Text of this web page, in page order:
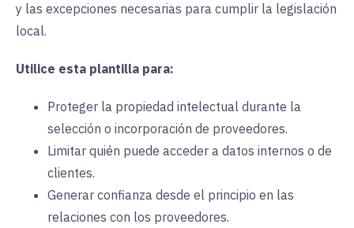
y las excepciones necesarias para cumplir la legislación
local.
Utilice esta plantilla para:
Proteger la propiedad intelectual durante la
selección o incorporación de proveedores.
Limitar quién puede acceder a datos internos o de
clientes.
Generar confianza desde el principio en las
relaciones con los proveedores.